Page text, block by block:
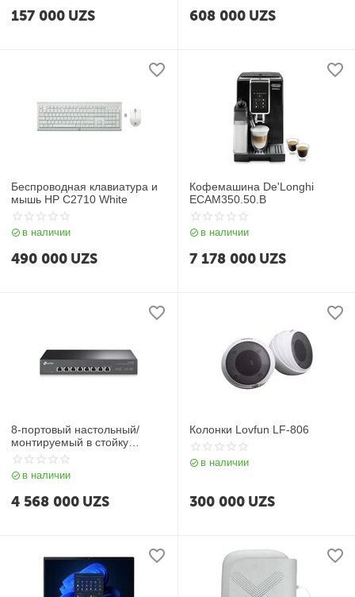
157 000 UZS 608 000 UZS
Беспроводная клавиатура и
мышь HP C2710 White
в наличии
490 000 UZS
Кофемашина De'Longhi
ECAM350.50.B
в наличии
7 178 000 UZS
8-портовый настольный/
монтируемый в стойку
коммутатор 10 Гбит/с TL-
SX1008
в наличии
4 568 000 UZS
Колонки Lovfun LF-806
в наличии
300 000 UZS